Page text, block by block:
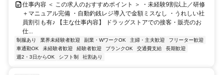
仕事内容 ＜ この求人のおすすめポイント ＞ ・未経験9割以上／研修
＋マニュアル完備 ・自動釣銭レジ導入で金額ミスなし ・うれしい社
員割引も有♪ 【主な仕事内容】 ドラッグストアでの接客・販売のお
仕...
制服あり 業界未経験者歓迎 副業・WワークOK 主婦・主夫歓迎
フリーター歓迎
車通勤OK
未経験者歓迎 経験者歓迎 ブランクOK 交通費支給
長期歓迎
週2・3日からOK
シフト制 社割あり